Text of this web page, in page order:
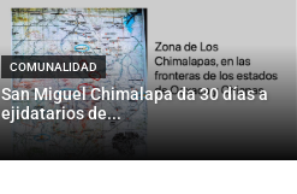
COMUNALIDAD
San Miguel Chimalapa da 30 días a
ejidatarios de...